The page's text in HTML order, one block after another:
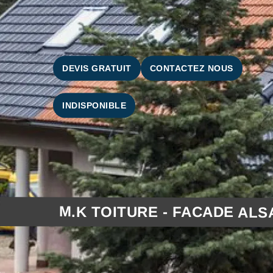
DEVIS GRATUIT CONTACTEZ NOUS
INDISPONIBLE
M.K TOITURE - FACADE